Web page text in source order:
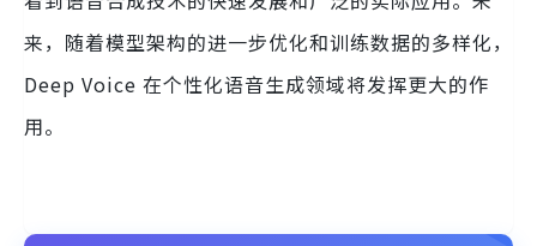
来，随着模型架构的进一步优化和训练数据的多样化，
Deep Voice 在个性化语音生成领域将发挥更大的作
用。